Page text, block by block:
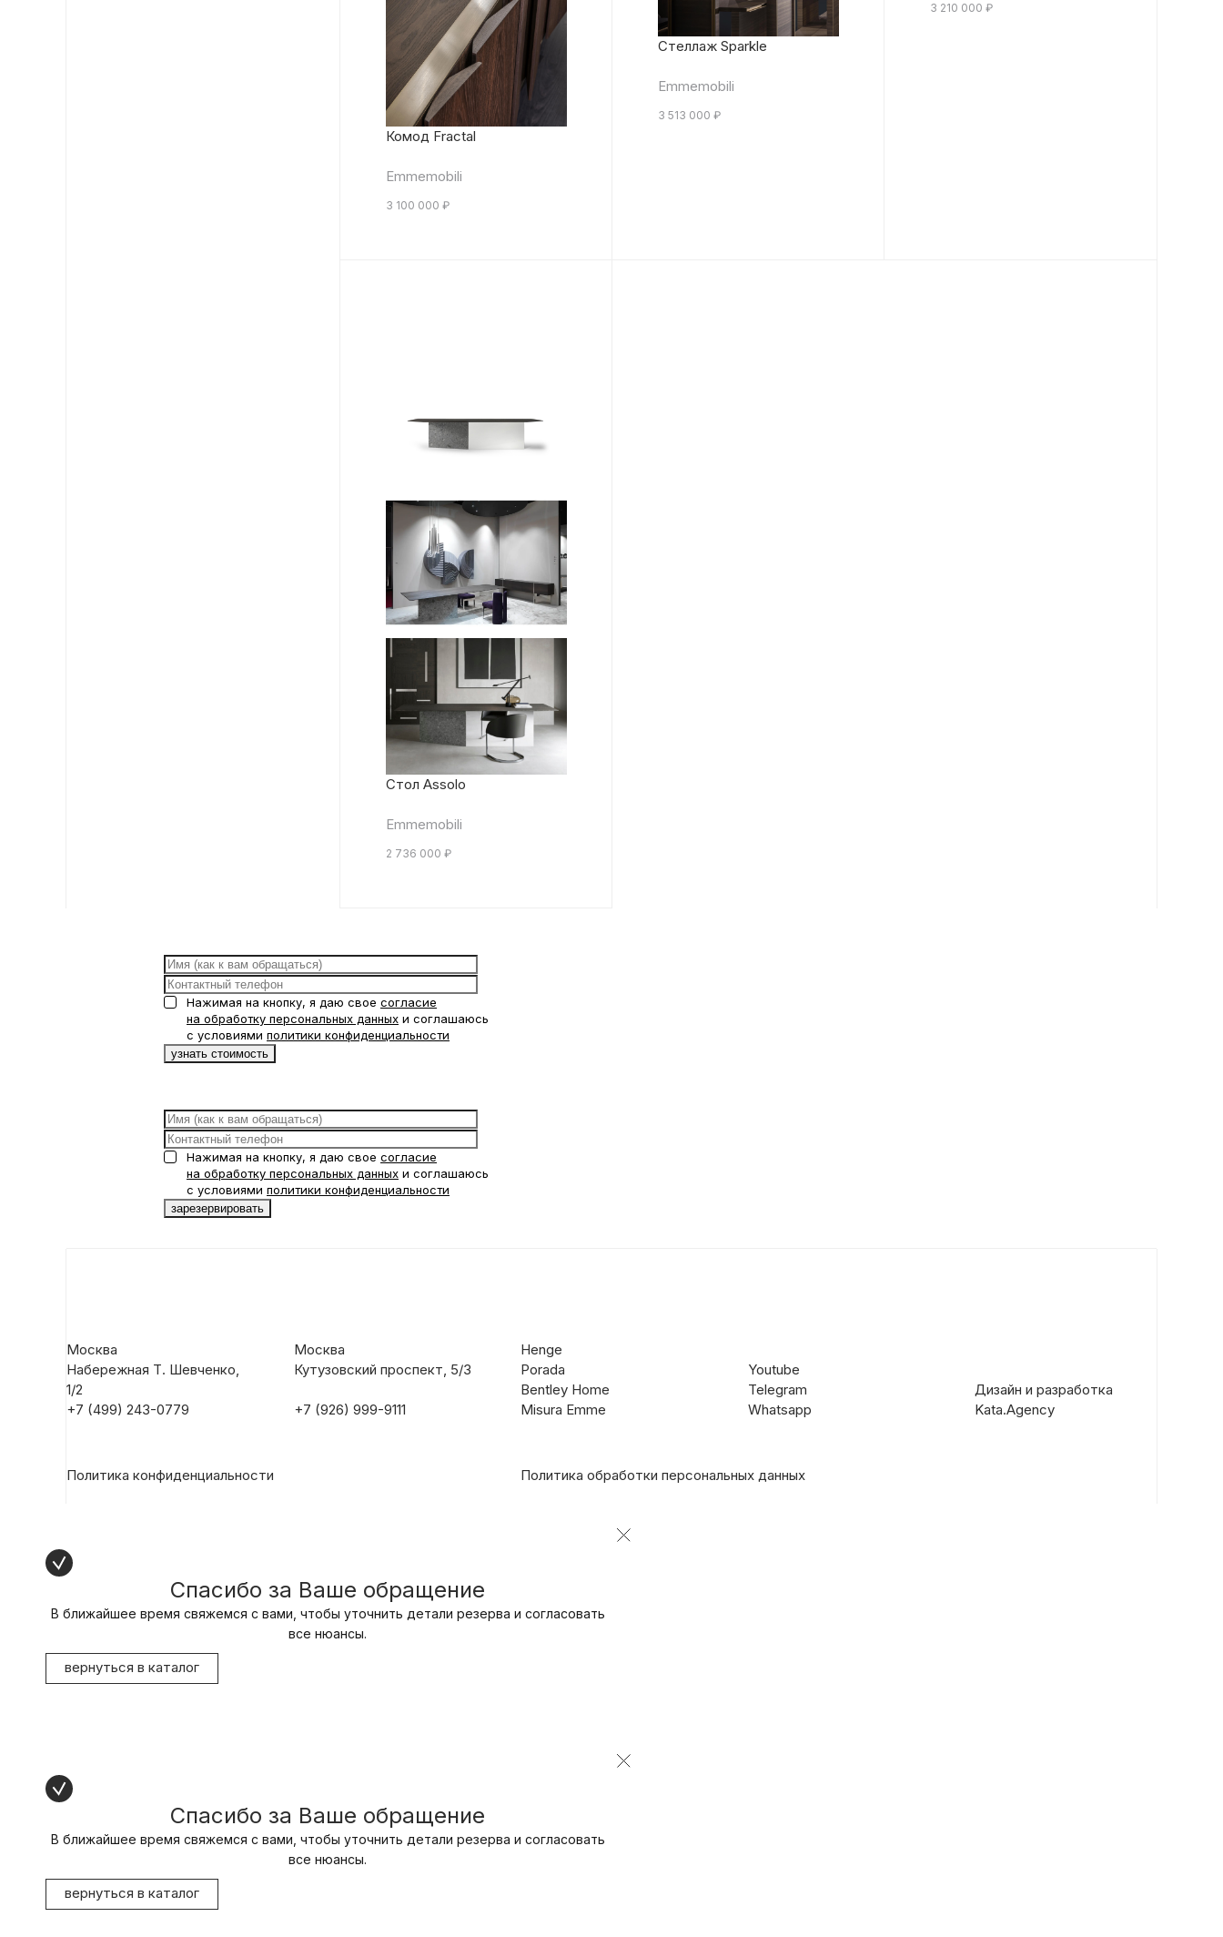
Комод Fractal
Emmemobili
3 100 000 ₽
Стеллаж Sparkle
Emmemobili
3 513 000 ₽
3 210 000 ₽
Стол Assolo
Emmemobili
2 736 000 ₽
Нажимая на кнопку, я даю свое согласие
на обработку персональных данных и соглашаюсь
с условиями политики конфиденциальности
Нажимая на кнопку, я даю свое согласие
на обработку персональных данных и соглашаюсь
с условиями политики конфиденциальности
Москва
Набережная Т. Шевченко,
1/2
+7 (499) 243-0779
Москва
Кутузовский проспект, 5/3
+7 (926) 999-9111
Henge
Porada
Bentley Home
Misura Emme
Youtube
Telegram
Whatsapp
Дизайн и разработка
Kata.Agency
Политика конфиденциальности Политика обработки персональных данных
Спасибо за Ваше обращение
В ближайшее время свяжемся с вами, чтобы уточнить детали резерва и согласовать
все нюансы.
вернуться в каталог
Спасибо за Ваше обращение
В ближайшее время свяжемся с вами, чтобы уточнить детали резерва и согласовать
все нюансы.
вернуться в каталог